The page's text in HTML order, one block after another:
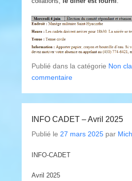
Publié dans la catégorie Non
commentaire
INFO CADET – Avril 2025
Publié le 27 mars 2025 par
INFO-CADET
Avril 2025